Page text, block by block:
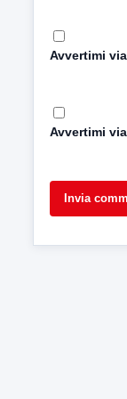
Avvertimi
Avvertimi